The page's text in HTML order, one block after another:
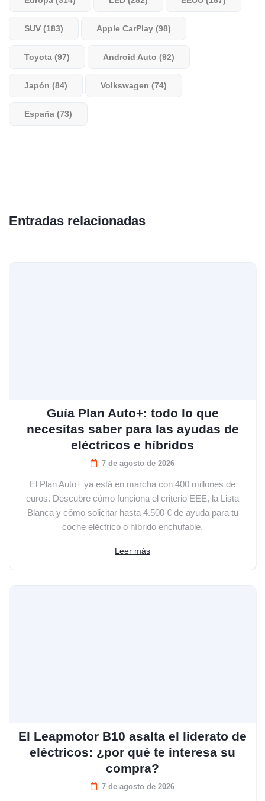
SUV (183) Apple CarPlay (98)
Toyota (97) Android Auto (92)
Japón (84) Volkswagen (74)
España (73)
Entradas relacionadas
Guía Plan Auto+: todo lo que
necesitas saber para las ayudas de
eléctricos e híbridos
7 de agosto de 2026
El Plan Auto+ ya está en marcha con 400 millones de
euros. Descubre cómo funciona el criterio EEE, la Lista
Blanca y cómo solicitar hasta 4.500 € de ayuda para tu
coche eléctrico o híbrido enchufable.
Leer más
El Leapmotor B10 asalta el liderato de
eléctricos: ¿por qué te interesa su
compra?
7 de agosto de 2026